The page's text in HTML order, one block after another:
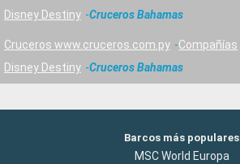
Disney Destiny
Cruceros Bahamas
Cruceros www.cruceros.com.py Compañías
Disney Destiny
Cruceros Bahamas
Barcos más populares
MSC World Europa